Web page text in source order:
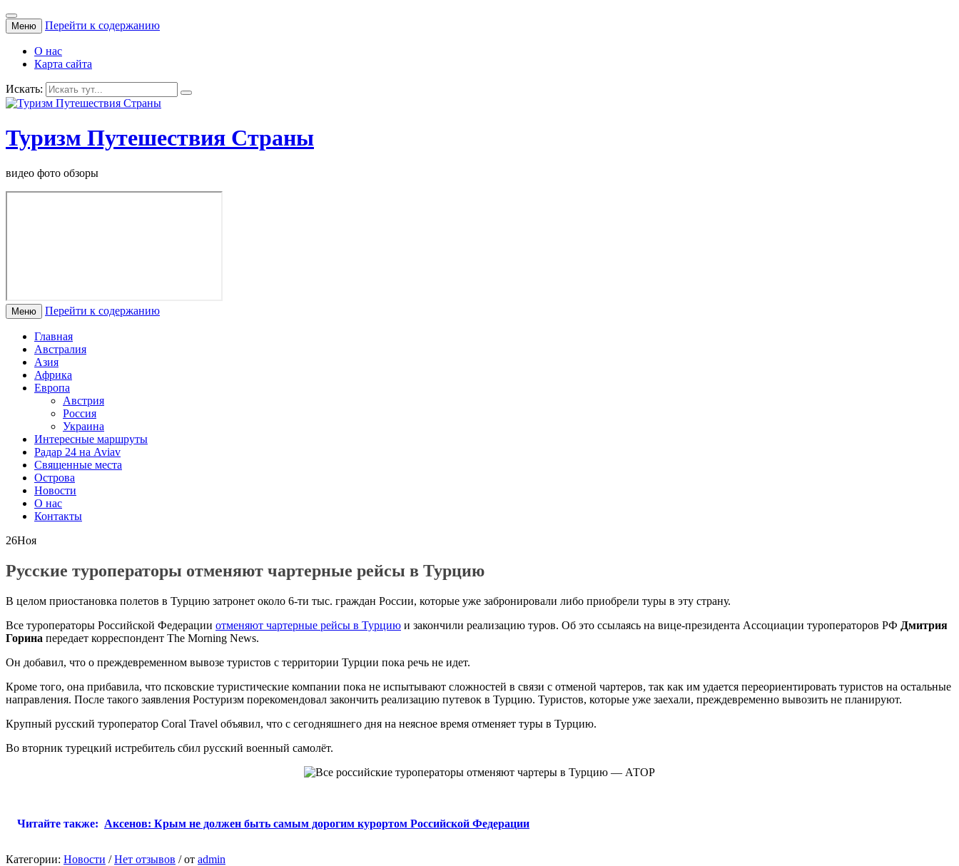
Меню Перейти к содержанию
О нас
Карта сайта
Искать:
Туризм Путешествия Страны
видео фото обзоры
Меню Перейти к содержанию
Главная
Австралия
Азия
Африка
Европа
Австрия
Россия
Украина
Интересные маршруты
Радар 24 на Aviav
Священные места
Острова
Новости
О нас
Контакты
26Ноя
Русские туроператоры отменяют чартерные рейсы в Турцию
В целом приостановка полетов в Турцию затронет около 6-ти тыс. граждан России, которые уже забронировали либо приобрели туры в эту страну.
Все туроператоры Российской Федерации отменяют чартерные рейсы в Турцию и закончили реализацию туров. Об это ссылаясь на вице-президента Ассоциации туроператоров РФ Дмитрия
Горина передает корреспондент The Morning News.
Он добавил, что о преждевременном вывозе туристов с территории Турции пока речь не идет.
Кроме того, она прибавила, что псковские туристические компании пока не испытывают сложностей в связи с отменой чартеров, так как им удается переориентировать туристов на остальные
направления. После такого заявления Ростуризм порекомендовал закончить реализацию путевок в Турцию. Туристов, которые уже заехали, преждевременно вывозить не планируют.
Крупный русский туроператор Coral Travel объявил, что с сегодняшнего дня на неясное время отменяет туры в Турцию.
Во вторник турецкий истребитель сбил русский военный самолёт.
Читайте также: Аксенов: Крым не должен быть самым дорогим курортом Российской Федерации
Категории: Новости / Нет отзывов /от admin